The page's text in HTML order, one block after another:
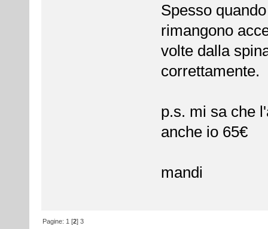
Spesso
rimangono
volte dalla
correttamente.
p.s. mi sa che
anche io 65€
mandi
Pagine: 1 [2]3